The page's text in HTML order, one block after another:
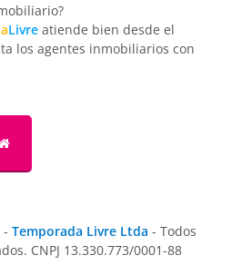
Livre atiende bien desde el
los agentes inmobiliarios con
- Temporada Livre Ltda - Todos
CNPJ 13.330.773/0001-88